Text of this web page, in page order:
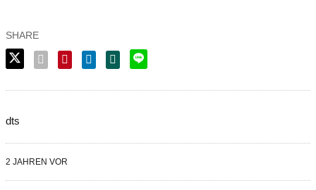
dts
2 JAHREN VOR